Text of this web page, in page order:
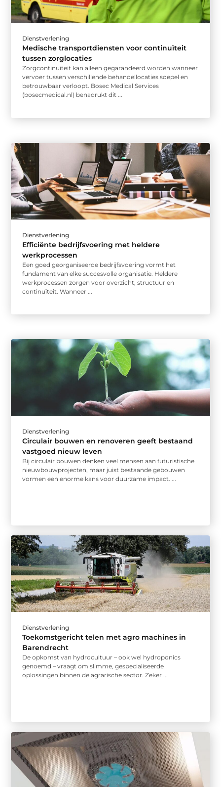
Dienstverlening
Medische transportdiensten voor continuïteit
tussen zorglocaties
Zorgcontinuïteit kan alleen gegarandeerd worden wanneer
vervoer tussen verschillende behandellocaties soepel en
betrouwbaar verloopt. Bosec Medical Services
(bosecmedical.nl) benadrukt dit ...
Dienstverlening
Efficiënte bedrijfsvoering met heldere
werkprocessen
Een goed georganiseerde bedrijfsvoering vormt het
fundament van elke succesvolle organisatie. Heldere
werkprocessen zorgen voor overzicht, structuur en
continuïteit. Wanneer ...
Dienstverlening
Circulair bouwen en renoveren geeft bestaand
vastgoed nieuw leven
Bij circulair bouwen denken veel mensen aan futuristische
nieuwbouwprojecten, maar juist bestaande gebouwen
vormen een enorme kans voor duurzame impact. ...
Dienstverlening
Toekomstgericht telen met agro machines in
Barendrecht
De opkomst van hydrocultuur – ook wel hydroponics
genoemd – vraagt om slimme, gespecialiseerde
oplossingen binnen de agrarische sector. Zeker ...